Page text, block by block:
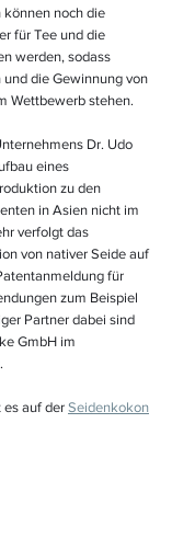
können noch die
für Tee und die
werden, sodass
die Gewinnung von
Wettbewerb stehen.
Dr. Udo
eines
zu den
in Asien nicht im
verfolgt das
von nativer Seide auf
für
zum Beispiel
Partner dabei sind
GmbH im
es auf der Seidenkokon